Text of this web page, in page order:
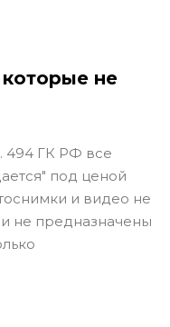
не
494 ГК РФ все
под ценой
и видео не
не предназначены